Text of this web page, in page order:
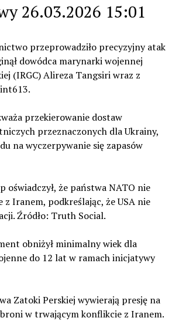
26.03.2026 15:01
przeprowadziło precyzyjny atak
dowódca marynarki wojennej
(IRGC) Alireza Tangsiri wraz z
przekierowanie dostaw
przeznaczonych dla Ukrainy,
na wyczerpywanie się zapasów
oświadczył, że państwa NATO nie
Iranem, podkreślając, że USA nie
Źródło: Truth Social.
obniżył minimalny wiek dla
do 12 lat w ramach inicjatywy
Zatoki Perskiej wywierają presję na
broni w trwającym konflikcie z Iranem.